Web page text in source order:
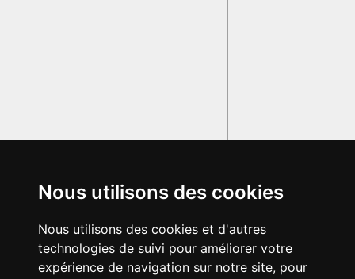
Nous utilisons des cookies
Nous utilisons des cookies et d'autres
technologies de suivi pour améliorer votre
expérience de navigation sur notre site, pour